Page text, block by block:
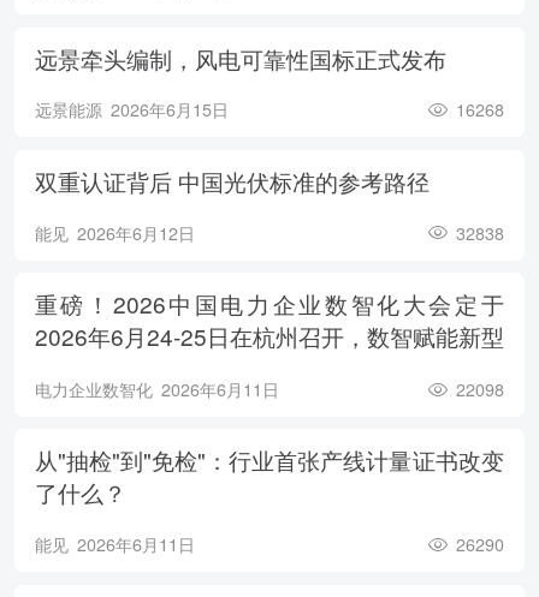
远景牵头编制，风电可靠性国标正式发布
远景能源 2026年6月15日 16268
双重认证背后 中国光伏标准的参考路径
能见 2026年6月12日 32838
重磅！2026中国电力企业数智化大会定于
2026年6月24-25日在杭州召开，数智赋能新型
电力企业数智化 2026年6月11日 22098
从"抽检"到"免检"：行业首张产线计量证书改变
了什么？
能见 2026年6月11日 26290